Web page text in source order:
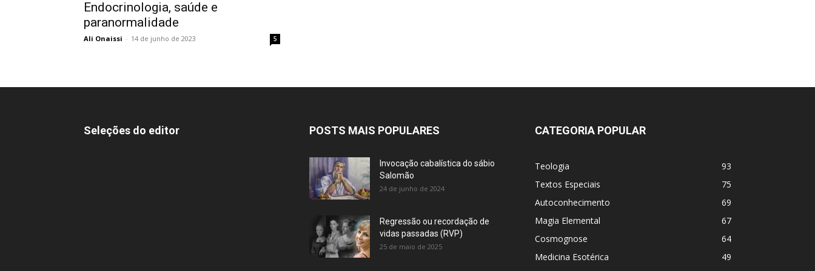
Endocrinologia, saúde e
paranormalidade
Ali Onaissi - 14 de junho de 2023 5
Seleções do editor POSTS MAIS POPULARES
Invocação cabalística do sábio
Salomão
24 de junho de 2024
Regressão ou recordação de
vidas passadas (RVP)
25 de maio de 2025
CATEGORIA POPULAR
Teologia
93
Textos Especiais
75
Autoconhecimento
69
Magia Elemental
67
Cosmognose
64
Medicina Esotérica
49